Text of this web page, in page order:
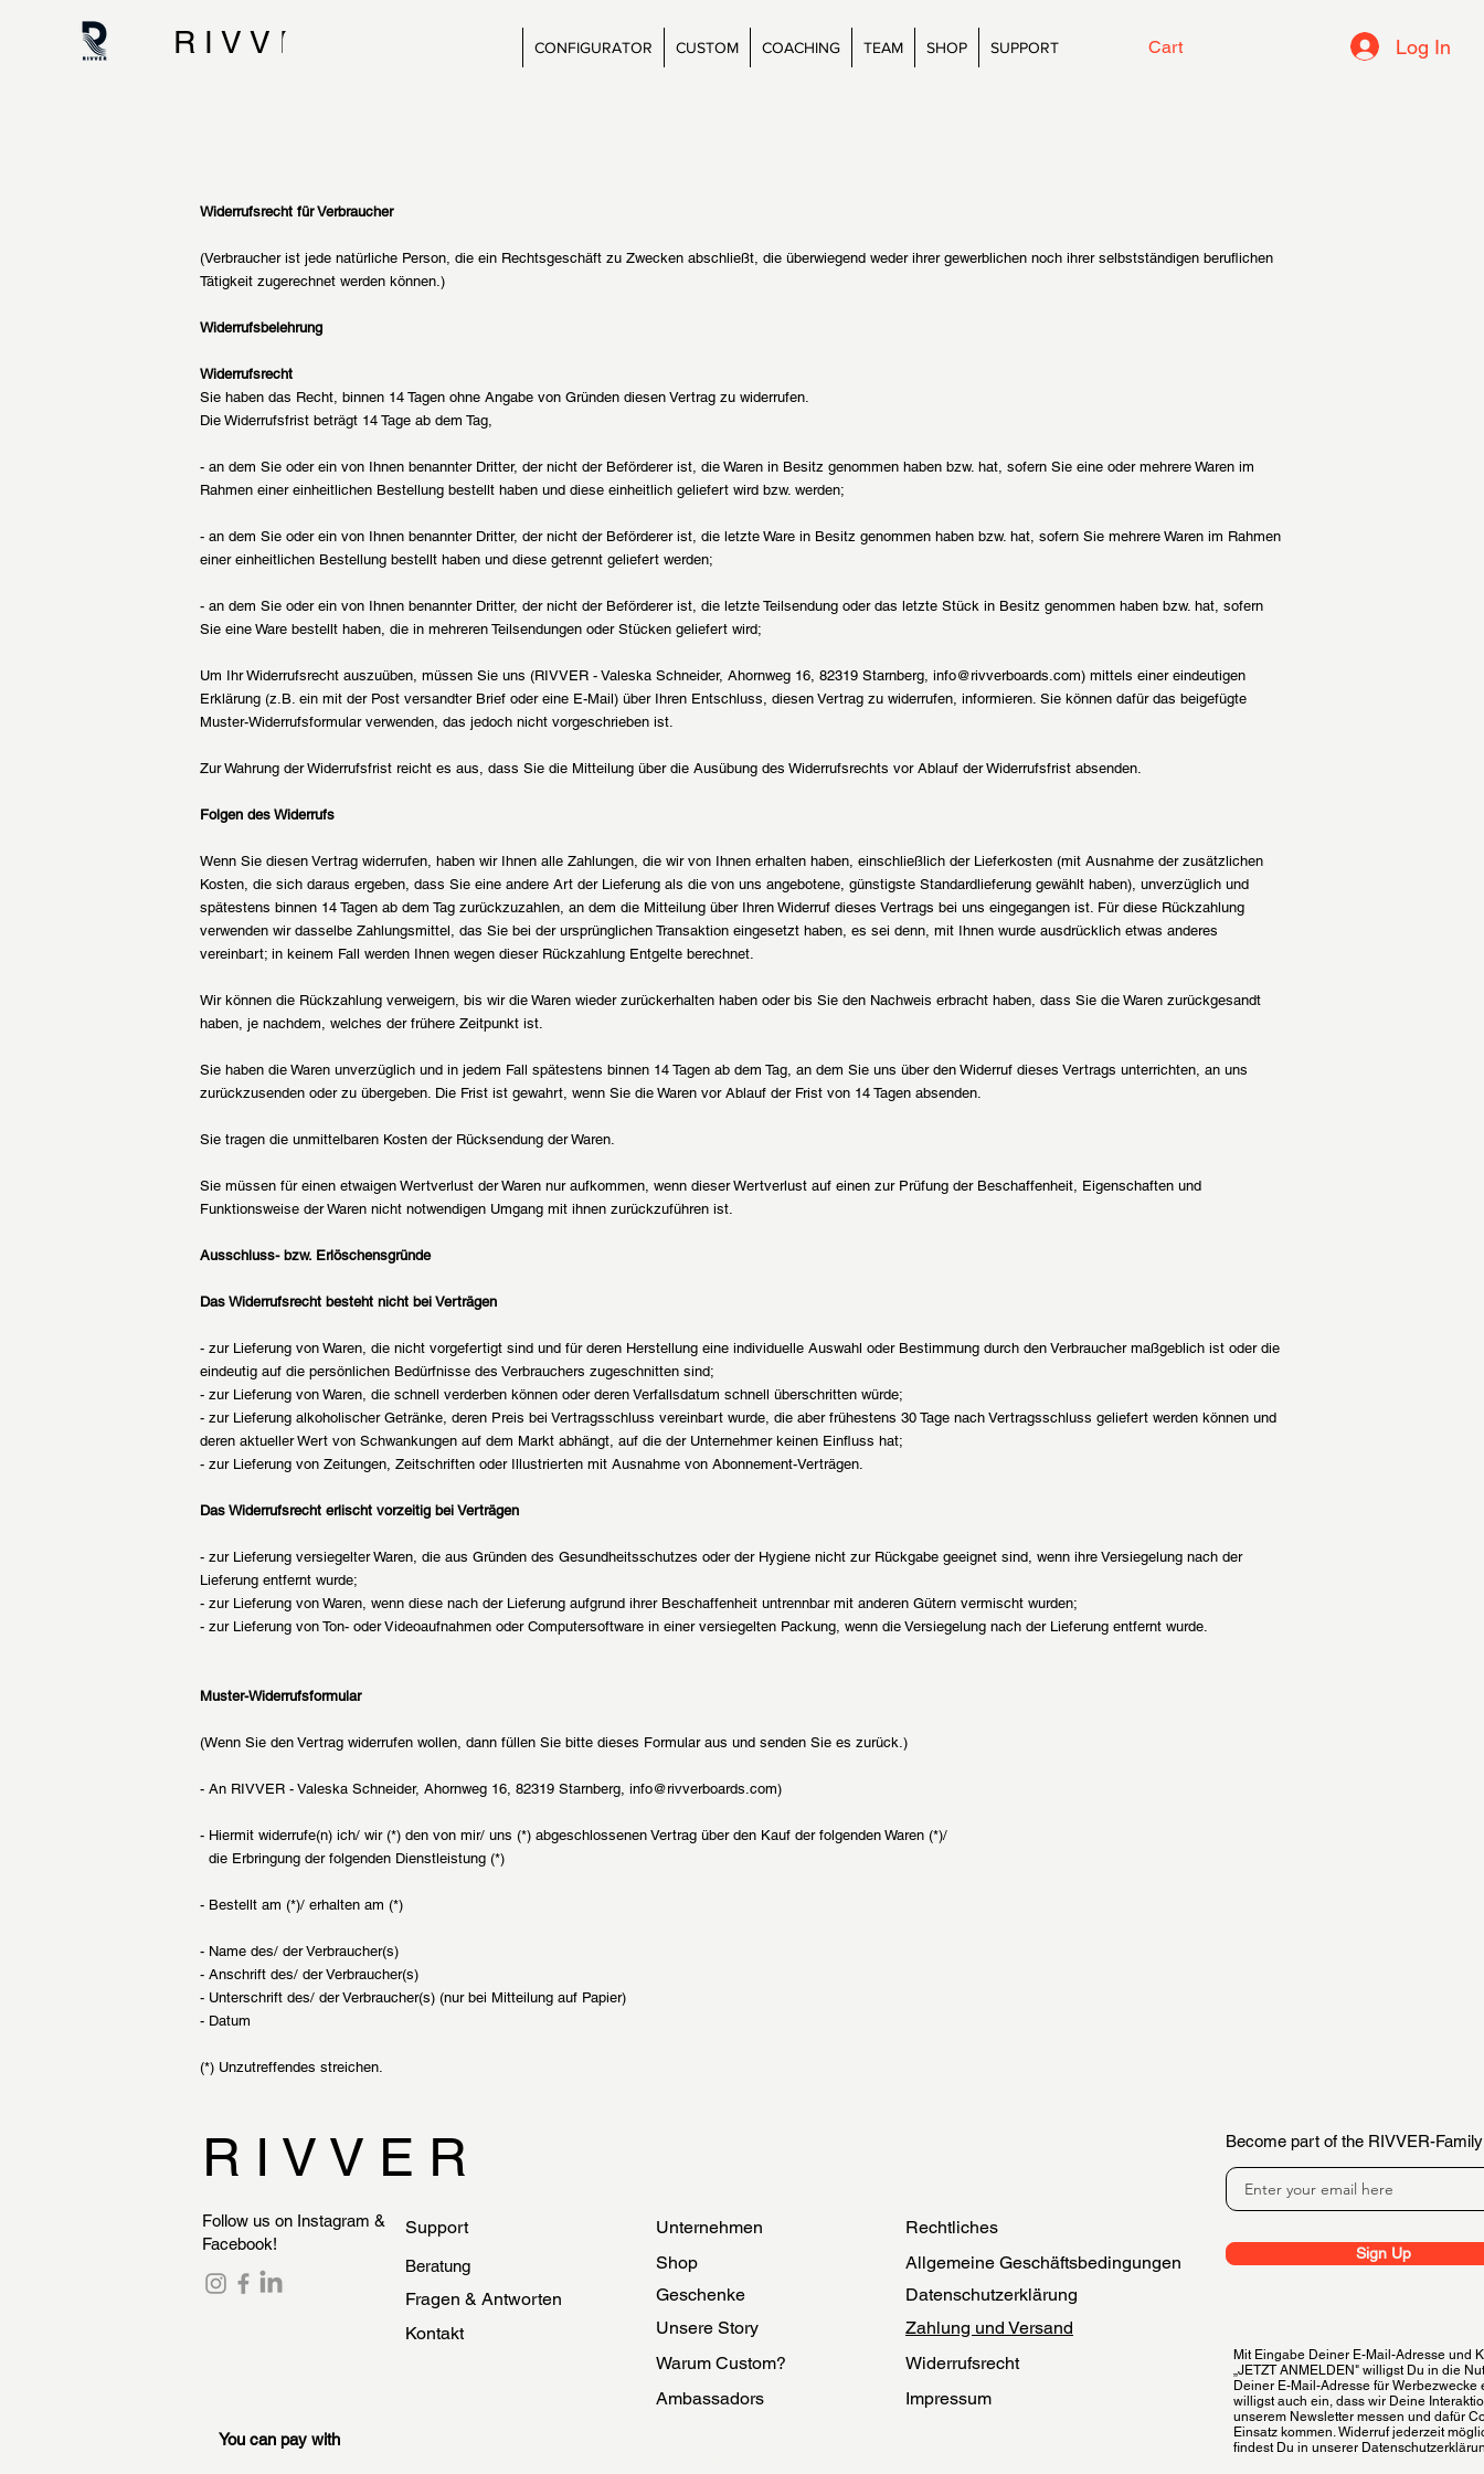
R I V V E R CONFIGURATOR CUSTOM COACHING TEAM SHOP SUPPORT Cart Log In
Widerrufsrecht für Verbraucher
(Verbraucher ist jede natürliche Person, die ein Rechtsgeschäft zu Zwecken abschließt, die überwiegend weder ihrer gewerblichen noch ihrer selbstständigen beruflichen
Tätigkeit zugerechnet werden können.)
Widerrufsbelehrung
Widerrufsrecht
Sie haben das Recht, binnen 14 Tagen ohne Angabe von Gründen diesen Vertrag zu widerrufen.
Die Widerrufsfrist beträgt 14 Tage ab dem Tag,
- an dem Sie oder ein von Ihnen benannter Dritter, der nicht der Beförderer ist, die Waren in Besitz genommen haben bzw. hat, sofern Sie eine oder mehrere Waren im
Rahmen einer einheitlichen Bestellung bestellt haben und diese einheitlich geliefert wird bzw. werden;
- an dem Sie oder ein von Ihnen benannter Dritter, der nicht der Beförderer ist, die letzte Ware in Besitz genommen haben bzw. hat, sofern Sie mehrere Waren im Rahmen
einer einheitlichen Bestellung bestellt haben und diese getrennt geliefert werden;
- an dem Sie oder ein von Ihnen benannter Dritter, der nicht der Beförderer ist, die letzte Teilsendung oder das letzte Stück in Besitz genommen haben bzw. hat, sofern
Sie eine Ware bestellt haben, die in mehreren Teilsendungen oder Stücken geliefert wird;
Um Ihr Widerrufsrecht auszuüben, müssen Sie uns (RIVVER - Valeska Schneider, Ahornweg 16, 82319 Starnberg, info@rivverboards.com) mittels einer eindeutigen
Erklärung (z.B. ein mit der Post versandter Brief oder eine E-Mail) über Ihren Entschluss, diesen Vertrag zu widerrufen, informieren. Sie können dafür das beigefügte
Muster-Widerrufsformular verwenden, das jedoch nicht vorgeschrieben ist.
Zur Wahrung der Widerrufsfrist reicht es aus, dass Sie die Mitteilung über die Ausübung des Widerrufsrechts vor Ablauf der Widerrufsfrist absenden.
Folgen des Widerrufs
Wenn Sie diesen Vertrag widerrufen, haben wir Ihnen alle Zahlungen, die wir von Ihnen erhalten haben, einschließlich der Lieferkosten (mit Ausnahme der zusätzlichen
Kosten, die sich daraus ergeben, dass Sie eine andere Art der Lieferung als die von uns angebotene, günstigste Standardlieferung gewählt haben), unverzüglich und
spätestens binnen 14 Tagen ab dem Tag zurückzuzahlen, an dem die Mitteilung über Ihren Widerruf dieses Vertrags bei uns eingegangen ist. Für diese Rückzahlung
verwenden wir dasselbe Zahlungsmittel, das Sie bei der ursprünglichen Transaktion eingesetzt haben, es sei denn, mit Ihnen wurde ausdrücklich etwas anderes
vereinbart; in keinem Fall werden Ihnen wegen dieser Rückzahlung Entgelte berechnet.
Wir können die Rückzahlung verweigern, bis wir die Waren wieder zurückerhalten haben oder bis Sie den Nachweis erbracht haben, dass Sie die Waren zurückgesandt
haben, je nachdem, welches der frühere Zeitpunkt ist.
Sie haben die Waren unverzüglich und in jedem Fall spätestens binnen 14 Tagen ab dem Tag, an dem Sie uns über den Widerruf dieses Vertrags unterrichten, an uns
zurückzusenden oder zu übergeben. Die Frist ist gewahrt, wenn Sie die Waren vor Ablauf der Frist von 14 Tagen absenden.
Sie tragen die unmittelbaren Kosten der Rücksendung der Waren.
Sie müssen für einen etwaigen Wertverlust der Waren nur aufkommen, wenn dieser Wertverlust auf einen zur Prüfung der Beschaffenheit, Eigenschaften und
Funktionsweise der Waren nicht notwendigen Umgang mit ihnen zurückzuführen ist.
Ausschluss- bzw. Erlöschensgründe
Das Widerrufsrecht besteht nicht bei Verträgen
- zur Lieferung von Waren, die nicht vorgefertigt sind und für deren Herstellung eine individuelle Auswahl oder Bestimmung durch den Verbraucher maßgeblich ist oder die
eindeutig auf die persönlichen Bedürfnisse des Verbrauchers zugeschnitten sind;
- zur Lieferung von Waren, die schnell verderben können oder deren Verfallsdatum schnell überschritten würde;
- zur Lieferung alkoholischer Getränke, deren Preis bei Vertragsschluss vereinbart wurde, die aber frühestens 30 Tage nach Vertragsschluss geliefert werden können und
deren aktueller Wert von Schwankungen auf dem Markt abhängt, auf die der Unternehmer keinen Einfluss hat;
- zur Lieferung von Zeitungen, Zeitschriften oder Illustrierten mit Ausnahme von Abonnement-Verträgen.
Das Widerrufsrecht erlischt vorzeitig bei Verträgen
- zur Lieferung versiegelter Waren, die aus Gründen des Gesundheitsschutzes oder der Hygiene nicht zur Rückgabe geeignet sind, wenn ihre Versiegelung nach der
Lieferung entfernt wurde;
- zur Lieferung von Waren, wenn diese nach der Lieferung aufgrund ihrer Beschaffenheit untrennbar mit anderen Gütern vermischt wurden;
- zur Lieferung von Ton- oder Videoaufnahmen oder Computersoftware in einer versiegelten Packung, wenn die Versiegelung nach der Lieferung entfernt wurde.
Muster-Widerrufsformular
(Wenn Sie den Vertrag widerrufen wollen, dann füllen Sie bitte dieses Formular aus und senden Sie es zurück.)
- An RIVVER - Valeska Schneider, Ahornweg 16, 82319 Starnberg, info@rivverboards.com)
- Hiermit widerrufe(n) ich/ wir (*) den von mir/ uns (*) abgeschlossenen Vertrag über den Kauf der folgenden Waren (*)/
die Erbringung der folgenden Dienstleistung (*)
- Bestellt am (*)/ erhalten am (*)
- Name des/ der Verbraucher(s)
- Anschrift des/ der Verbraucher(s)
- Unterschrift des/ der Verbraucher(s) (nur bei Mitteilung auf Papier)
- Datum
(*) Unzutreffendes streichen.
R I V V E R
Follow us on Instagram &
Facebook!
Support
Beratung
Fragen & Antworten
Kontakt
Unternehmen
Shop
Geschenke
Unsere Story
Warum Custom?
Ambassadors
Rechtliches
Allgemeine Geschäftsbedingungen
Datenschutzerklärung
Zahlung und Versand
Widerrufsrecht
Impressum
You can pay with
Become part of the RIVVER-
Sign Up
Mit Eingabe Deiner E-Mail-Adresse und
„JETZT ANMELDEN" willigst Du in die
Deiner E-Mail-Adresse für Werbezwecke
willigst auch ein, dass wir Deine
unserem Newsletter messen und dafür
Einsatz kommen. Widerruf jederzeit
findest Du in unserer